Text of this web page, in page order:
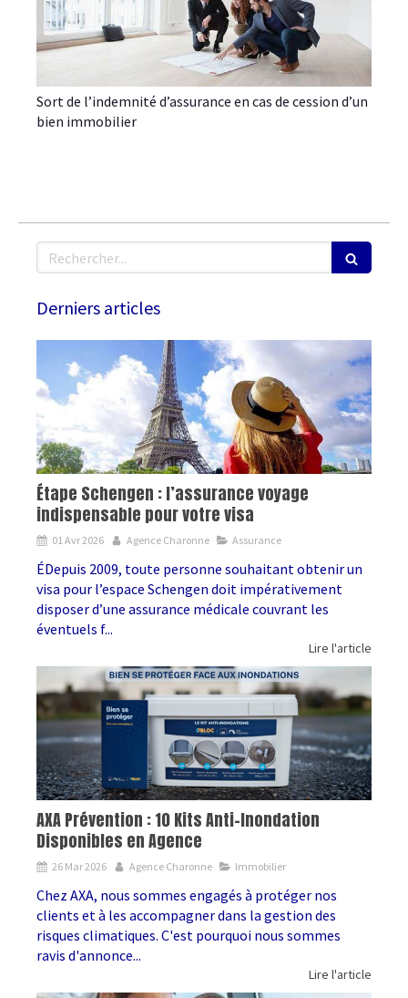
Sort de l’indemnité d’assurance en cas de cession d’un
bien immobilier
Rechercher
Derniers articles
Étape Schengen : l’assurance voyage
indispensable pour votre visa
01 Avr 2026 Agence Charonne Assurance
ÉDepuis 2009, toute personne souhaitant obtenir un
visa pour l’espace Schengen doit impérativement
disposer d’une assurance médicale couvrant les
éventuels f...
Lire l'article
AXA Prévention : 10 Kits Anti-Inondation
Disponibles en Agence
26 Mar 2026 Agence Charonne Immobilier
Chez AXA, nous sommes engagés à protéger nos
clients et à les accompagner dans la gestion des
risques climatiques. C'est pourquoi nous sommes
ravis d'annonce...
Lire l'article